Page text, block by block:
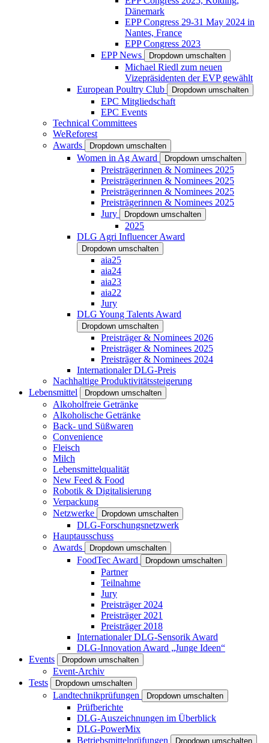
Dänemark
EPP Congress 29-31 May 2024 in
Nantes, France
EPP Congress 2023
EPP News
Dropdown umschalten
Michael Riedl zum neuen
Vizepräsidenten der EVP gewählt
European Poultry Club
Dropdown umschalten
EPC Mitgliedschaft
EPC Events
Technical Committees
WeReforest
Awards
Dropdown umschalten
Women in Ag Award Dropdown umschalten
Preisträgerinnen & Nominees 2025
Preisträgerinnen & Nominees 2025
Preisträgerinnen & Nominees 2025
Preisträgerinnen & Nominees 2025
Jury
Dropdown umschalten
2025
DLG Agri Influencer Award
Dropdown umschalten
aia25
aia24
aia23
aia22
Jury
DLG Young Talents Award
Dropdown umschalten
Preisträger & Nominees 2026
Preisträger & Nominees 2025
Preisträger & Nominees 2024
Internationaler DLG-Preis
Nachhaltige Produktivitätssteigerung
Lebensmittel
Dropdown umschalten
Alkoholfreie Getränke
Alkoholische Getränke
Back- und Süßwaren
Convenience
Fleisch
Milch
Lebensmittelqualität
New Feed & Food
Robotik & Digitalisierung
Verpackung
Netzwerke
Dropdown umschalten
DLG-Forschungsnetzwerk
Hauptausschuss
Awards
Dropdown umschalten
FoodTec Award Dropdown umschalten
Partner
Teilnahme
Jury
Preisträger 2024
Preisträger 2021
Preisträger 2018
Internationaler DLG-Sensorik Award
DLG-Innovation Award „Junge Ideen“
Events
Dropdown umschalten
Event-Archiv
Tests
Dropdown umschalten
Landtechnikprüfungen Dropdown umschalten
Prüfberichte
DLG-Auszeichnungen im Überblick
DLG-PowerMix
Betriebsmittelprüfungen
Dropdown umschalten